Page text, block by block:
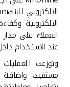
اتصل بنا
مواقع الفروع
ألمانيا
الالكتروني للبنك
الالكترونية
العملاء على
عند الاستخدام
وتوزعت
مستفيد،